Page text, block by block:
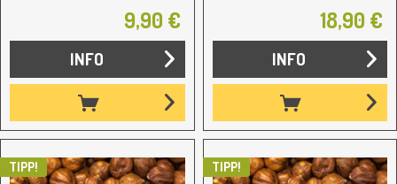
9,90 €
INFO
18,90 €
INFO
TIPP! TIPP!